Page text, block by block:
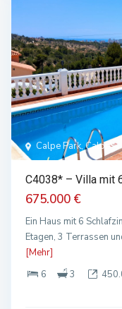
Calpe Park, Calpe
C4038* – Villa mit
675.000 €
Ein Haus mit 6
Etagen, 3 Terrassen
[Mehr]
6
3